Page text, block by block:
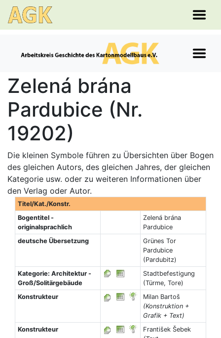
Zelená brána
Pardubice (Nr.
19202)
Die kleinen Symbole führen zu Übersichten über Bogen
des gleichen Autors, des gleichen Jahres, der gleichen
Kategorie usw. oder zu weiteren Informationen über
den Verlag oder Autor.
Titel/Kat./Konstr.
Bogentitel -
originalsprachlich
Zelená brána
Pardubice
deutsche Übersetzung
Grünes Tor
Pardubice
(Pardubitz)
Kategorie: Architektur -
Groß/Solitärgebäude
Stadtbefestigung
(Türme, Tore)
Konstrukteur
Milan Bartoš
(Konstruktion +
Grafik + Text)
Konstrukteur
František Šebek